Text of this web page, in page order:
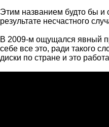
Этим названием будто бы и
результате несчастного
В 2009-м ощущался явный
себе все это, ради такого
диски по стране и это